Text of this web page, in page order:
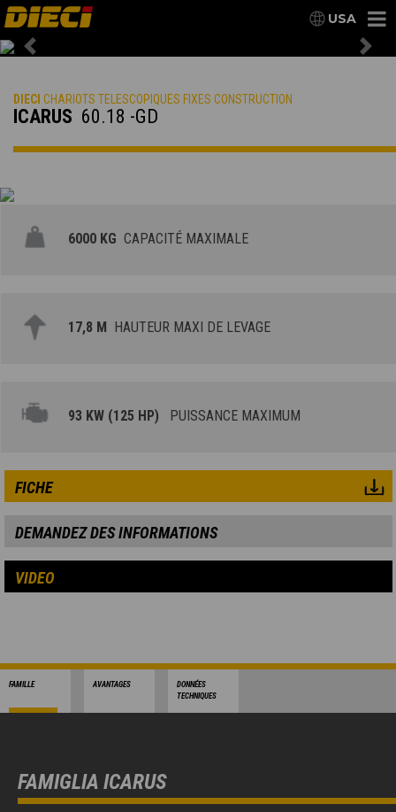
USA
Previous
DIECI CHARIOTS TELESCOPIQUES FIXES CONSTRUCTION
ICARUS 60.18 -GD
6000 KG CAPACITÉ MAXIMALE
17,8 M HAUTEUR MAXI DE LEVAGE
93 KW (125 HP) PUISSANCE MAXIMUM
FICHE
DEMANDEZ DES INFORMATIONS
VIDEO
FAMILLE AVANTAGES
DONNÉES
TECHNIQUES
FAMIGLIA ICARUS